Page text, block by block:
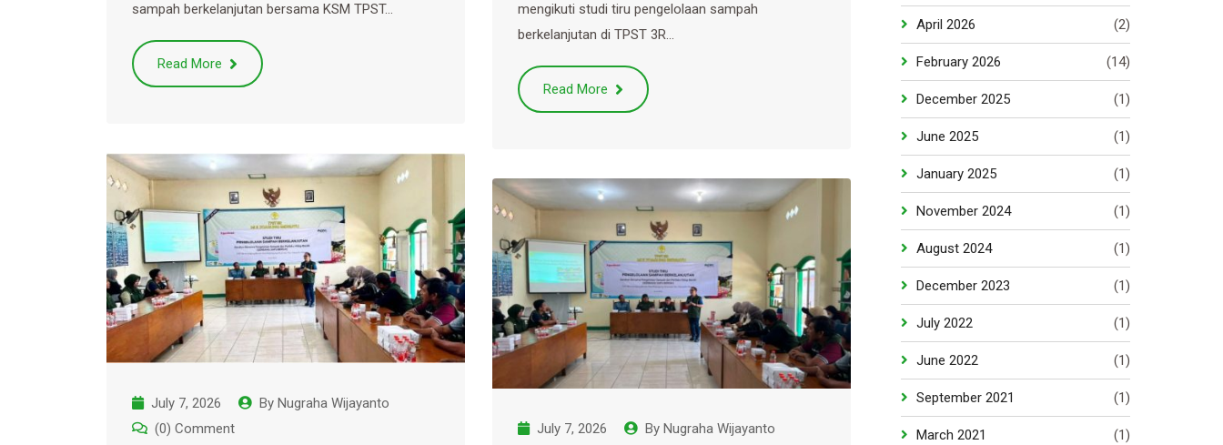
sampah berkelanjutan bersama KSM TPST…
Read More
mengikuti studi tiru pengelolaan sampah
berkelanjutan di TPST 3R…
Read More
July 7, 2026 By Nugraha Wijayanto
(0) Comment
July 7, 2026 By Nugraha Wijayanto
April 2026 (2)
February 2026 (14)
December 2025 (1)
June 2025 (1)
January 2025 (1)
November 2024 (1)
August 2024 (1)
December 2023 (1)
July 2022 (1)
June 2022 (1)
September 2021 (1)
March 2021 (1)